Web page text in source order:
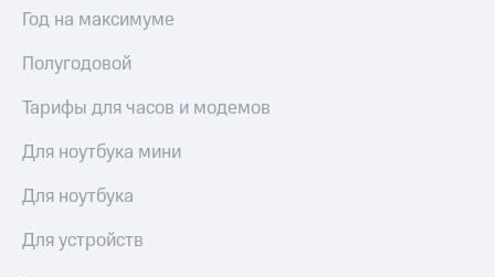
акционера
Акционерный
капитал
и
Рынок
Программа
Год на максимуме
Полугодовой
Тарифы для часов и модемов
Для ноутбука мини
Для ноутбука
Для устройств